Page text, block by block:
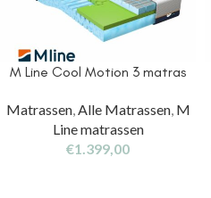
M Line Cool Motion 3 matras
Matrassen,Alle Matrassen, M
Line matrassen
€1.399,00